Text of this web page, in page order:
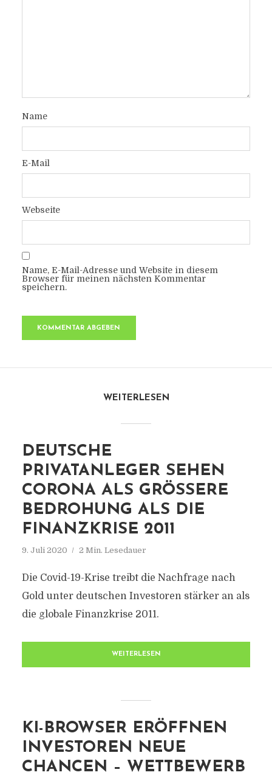
Name
E-Mail
Webseite
Name, E-Mail-Adresse und Website in diesem
Browser für meinen nächsten Kommentar
speichern.
WEITERLESEN
DEUTSCHE
PRIVATANLEGER SEHEN
CORONA ALS GRÖSSERE B
EDROHUNG ALS DIE F
INANZKRISE 2011
9. Juli 2020 2 Min. Lesedauer
Die Covid-19-Krise treibt die Nachfrage nach
Gold unter deutschen Investoren stärker an als
die globale Finanzkrise 2011.
WEITERLESEN
KI-BROWSER ERÖFFNEN
INVESTOREN NEUE
CHANCEN – WETTBEWERB